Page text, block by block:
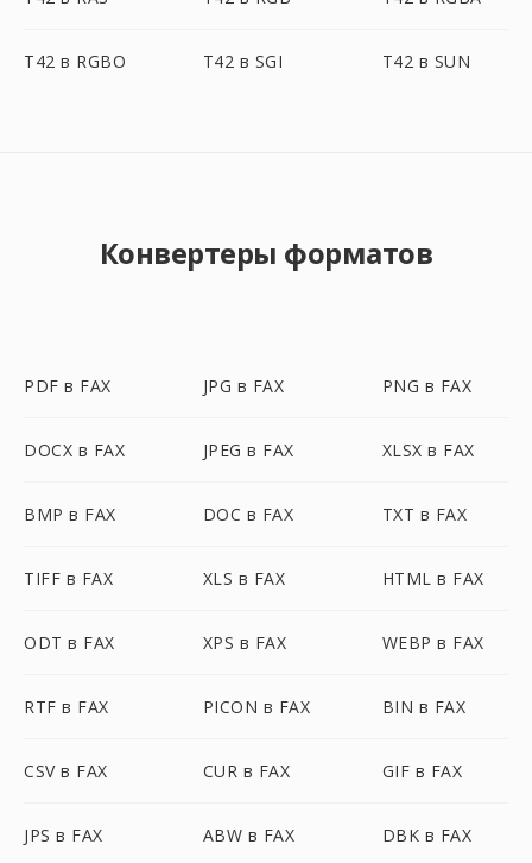
T42 в RGBO T42 в SGI T42 в SUN
Конвертеры форматов
PDF в FAX JPG в FAX PNG в FAX
DOCX в FAX JPEG в FAX XLSX в FAX
BMP в FAX DOC в FAX TXT в FAX
TIFF в FAX XLS в FAX HTML в FAX
ODT в FAX XPS в FAX WEBP в FAX
RTF в FAX PICON в FAX BIN в FAX
CSV в FAX CUR в FAX GIF в FAX
JPS в FAX ABW в FAX DBK в FAX